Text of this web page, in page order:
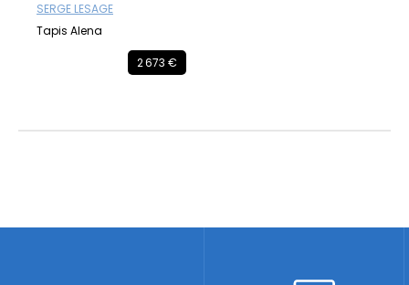
SERGE LESAGE
Tapis Alena
2 673 €